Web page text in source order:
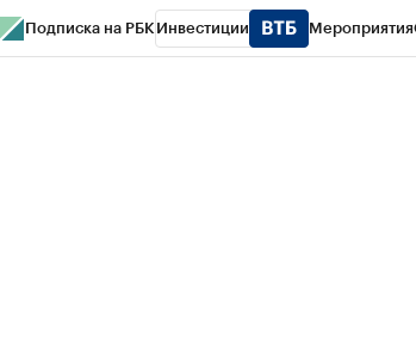
Подписка на РБК Инвестиции Мероприятия